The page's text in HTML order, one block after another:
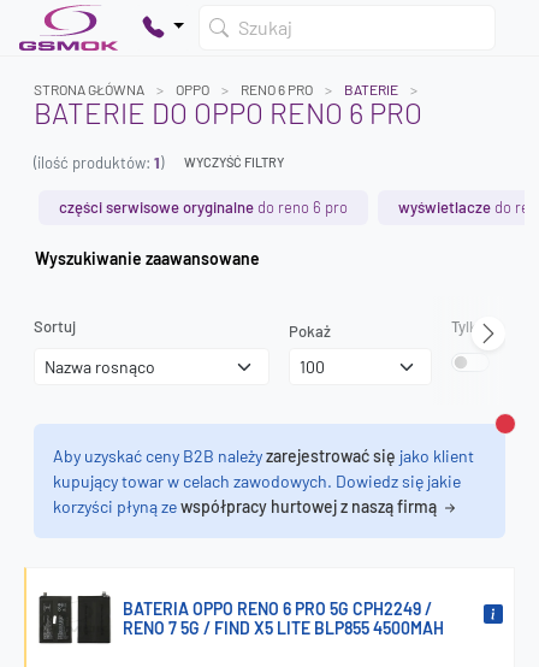
Szukaj
Twój koszyk jest pusty
STRONA GŁÓWNA OPPO RENO 6 PRO BATERIE
BATERIE DO OPPO RENO 6 PRO
(ilość produktów: 1) WYCZYŚĆ FILTRY
części serwisowe oryginalne do reno 6 pro wyświetlacze do
Wyszukiwanie zaawansowane
Sortuj Pokaż Tylko
Aby uzyskać ceny B2B należyzarejestrować się jako klient
kupujący towar w celach zawodowych. Dowiedz się jakie
korzyści płyną zewspółpracy hurtowej z naszą firmą
BATERIA OPPO RENO 6 PRO 5G CPH2249 /
RENO 7 5G / FIND X5 LITE BLP855 4500MAH